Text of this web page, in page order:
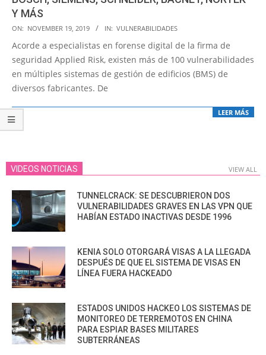
Y MÁS
2019-
11-
ON: NOVEMBER 19, 2019 IN: VULNERABILIDADES
Acorde a especialistas en forense digital de la firma de
seguridad Applied Risk, existen más de 100 vulnerabilidades
en múltiples sistemas de gestión de edificios (BMS) de
diversos fabricantes. De
LEER MÁS
VIDEOS NOTICIAS VIEW ALL
TUNNELCRACK: SE DESCUBRIERON DOS
VULNERABILIDADES GRAVES EN LAS VPN QUE
HABÍAN ESTADO INACTIVAS DESDE 1996
KENIA SOLO OTORGARÁ VISAS A LA LLEGADA
DESPUÉS DE QUE EL SISTEMA DE VISAS EN
LÍNEA FUERA HACKEADO
ESTADOS UNIDOS HACKEO LOS SISTEMAS DE
MONITOREO DE TERREMOTOS EN CHINA
PARA ESPIAR BASES MILITARES
SUBTERRÁNEAS